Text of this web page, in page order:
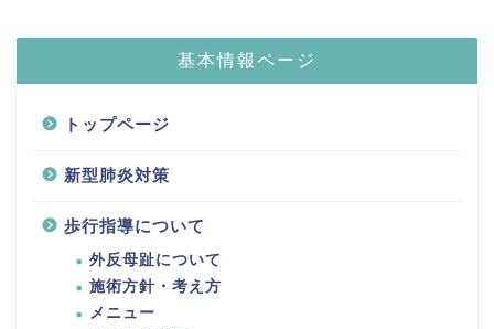
基本情報ページ
トップページ
新型肺炎対策
歩行指導について
外反母趾について
施術方針・考え方
メニュー